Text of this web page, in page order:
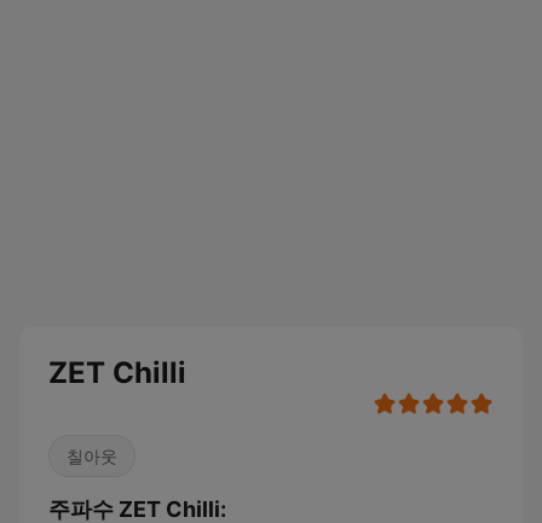
ZET Chilli
칠아웃
주파수 ZET Chilli: